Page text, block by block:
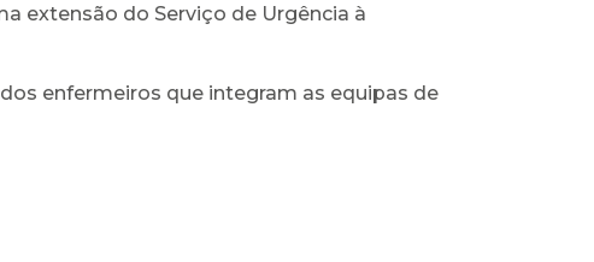
extensão do Serviço de Urgência à
enfermeiros que integram as equipas de